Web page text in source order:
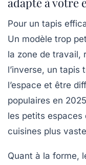
Pour un tapis
Un modèle trop
la zone de travail,
l’inverse, un tapis
l’espace et être
populaires en
les petits espaces
cuisines plus
Quant à la forme,